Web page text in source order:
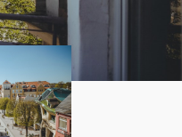
karmienia